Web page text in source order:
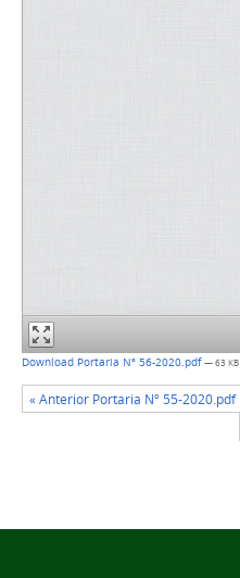
Download Portaria Nº 56-2020.pdf— 63 KB
« Anterior Portaria Nº 55-2020.pdf